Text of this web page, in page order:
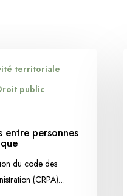
territoriale
public
personnes
du code des
(CRPA)…